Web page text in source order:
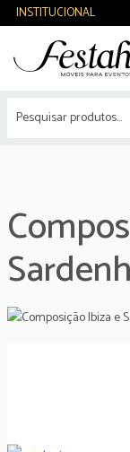
INSTITUCIONAL